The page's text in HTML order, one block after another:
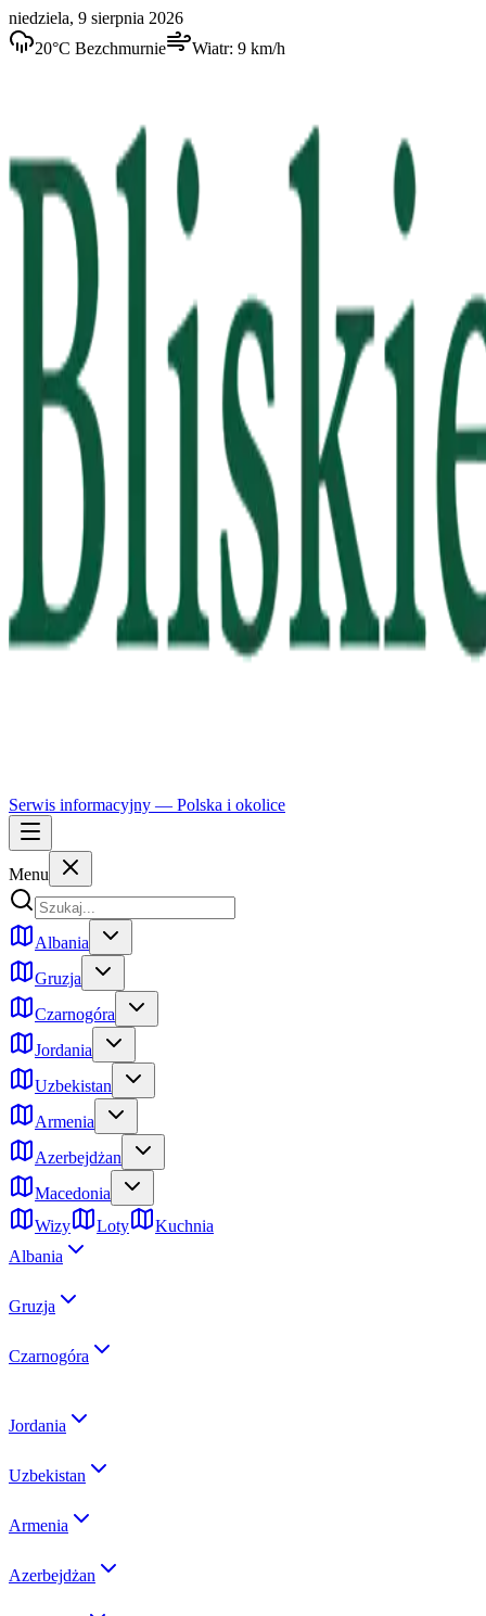
niedziela, 9 sierpnia 2026
20°C Bezchmurnie Wiatr: 9 km/h
Serwis informacyjny — Polska i okolice
Menu
Albania
Gruzja
Czarnogóra
Jordania
Uzbekistan
Armenia
Azerbejdżan
Macedonia
Wizy
Loty
Kuchnia
Albania
Gruzja
Czarnogóra
Jordania
Uzbekistan
Armenia
Azerbejdżan